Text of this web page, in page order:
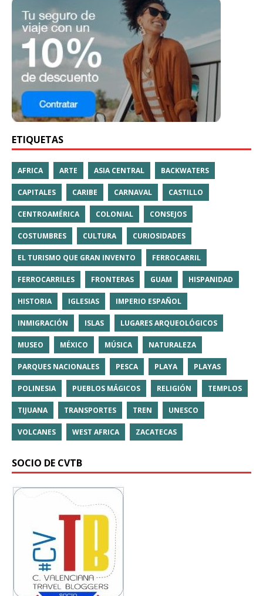
ETIQUETAS
AFRICA ARTE ASIA CENTRAL BACKWATERS
CAPITALES CARIBE CARNAVAL CASTILLO
CENTROAMÉRICA COLONIAL CONSEJOS
COSTUMBRES CULTURA CURIOSIDADES
EL TURISMO QUE GRAN INVENTO FERROCARRIL
FERROCARRILES FRONTERAS GUAM HISPANIDAD
HISTORIA IGLESIAS IMPERIO ESPAÑOL
INMIGRACIÓN ISLAS LUGARES ARQUEOLÓGICOS
MUSEO MÉXICO MÚSICA NATURALEZA
PARQUES NACIONALES PESCA PLAYA PLAYAS
POLINESIA PUEBLOS MÁGICOS RELIGIÓN TEMPLOS
TIJUANA TRANSPORTES TREN UNESCO
VOLCANES WEST AFRICA ZACATECAS
SOCIO DE CVTB